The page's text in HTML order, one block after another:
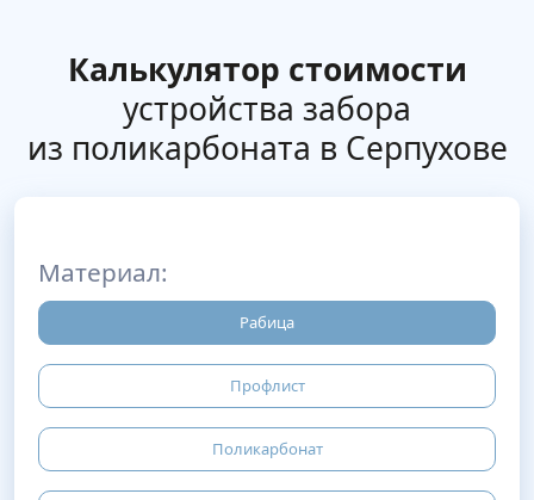
Калькулятор стоимости
устройства забора
из поликарбоната в Серпухове
Материал:
Рабица
Профлист
Поликарбонат